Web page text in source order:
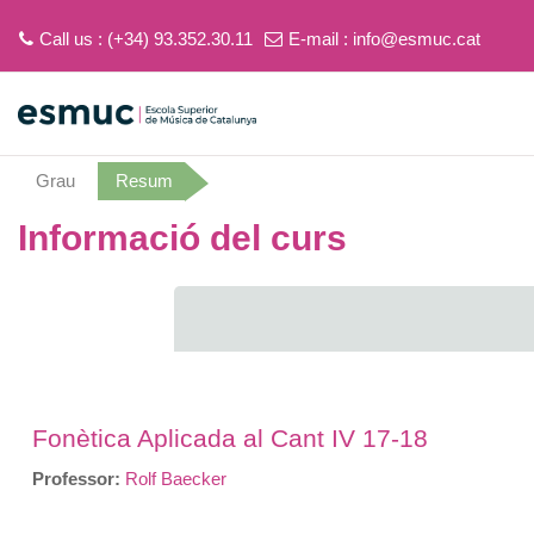
Call us : (+34) 93.352.30.11 E-mail : info@esmuc.cat
Grau Resum
Informació del curs
Fonètica Aplicada al Cant IV 17-18
Professor: Rolf Baecker